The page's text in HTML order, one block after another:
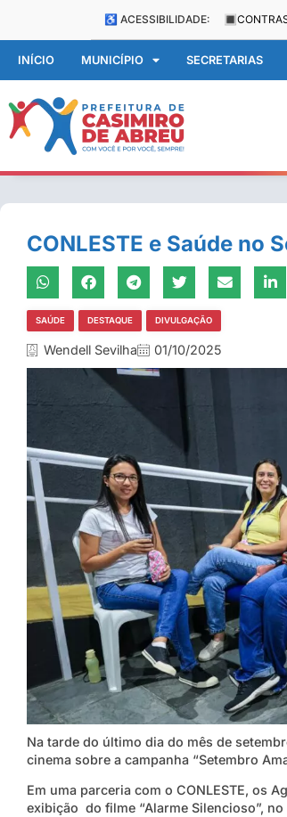
♿ ACESSIBILIDADE: 🔳
INÍCIO MUNICÍPIO SECRETARIAS
CONLESTE e Saúde no
SAÚDE DESTAQUE DIVULGAÇÃO
Wendell Sevilha 01/10/2025
Na tarde do último dia do mês de
cinema sobre a campanha “Setembro
Em uma parceria com o CONLESTE, os
exibição do filme “Alarme Silencioso”,